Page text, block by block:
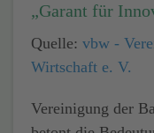
„Garant für
Quelle: vbw -
Wirtschaft e. V.
Vereinigung der